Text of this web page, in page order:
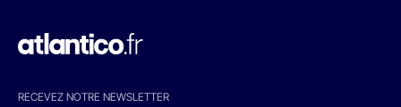
RECEVEZ NOTRE NEWSLETTER